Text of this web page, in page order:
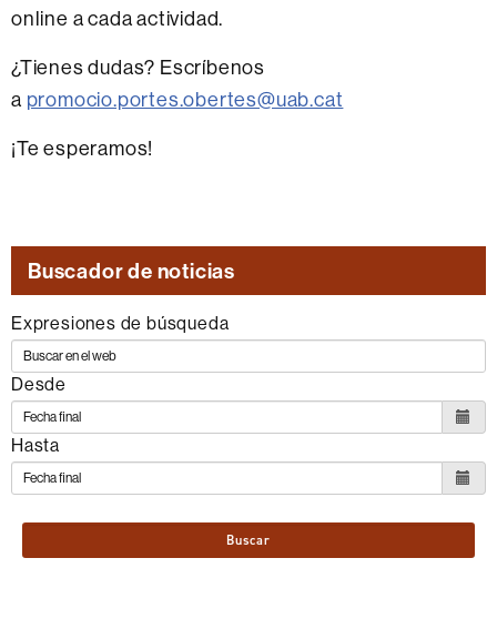
online a cada actividad.
¿Tienes dudas? Escríbenos
a promocio.portes.obertes@uab.cat
¡Te esperamos!
Buscador de noticias
Expresiones de búsqueda
Desde
Hasta
Buscar